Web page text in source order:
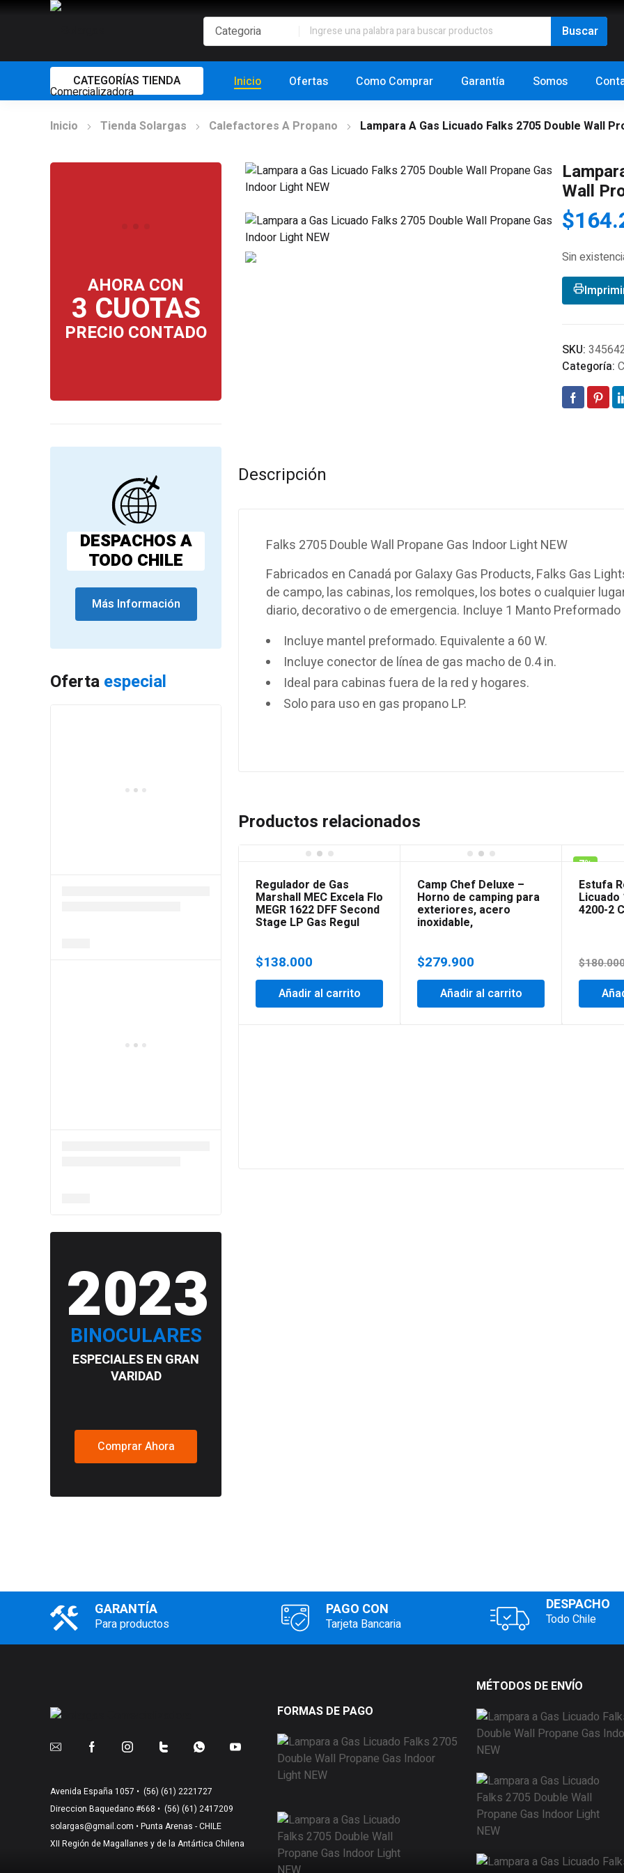
CATEGORÍAS TIENDA Inicio Ofertas Como Comprar Garantía Somos
Inicio Tienda Solargas Calefactores A Propano Lampara A Gas Licuado Falks 2705 Double Wall
AHORA CON
3 CUOTAS
PRECIO CONTADO
DESPACHOS A
TODO CHILE
Más Información
Oferta especial
2023
BINOCULARES
ESPECIALES EN GRAN
VARIDAD
Comprar Ahora
Wall
$
Sin
SKU:
Categoría:
Descripción
Falks 2705 Double Wall Propane Gas Indoor Light NEW
Fabricados en Canadá por Galaxy Gas Products, Falks Gas
de campo, las cabinas, los remolques, los botes o cualquier
diario, decorativo o de emergencia. Incluye 1 Manto Preformado
Incluye mantel preformado. Equivalente a 60 W.
Incluye conector de línea de gas macho de 0.4 in.
Ideal para cabinas fuera de la red y hogares.
Solo para uso en gas propano LP.
Productos relacionados
Regulador de Gas
Marshall MEC Excela Flo
MEGR 1622 DFF Second
Stage LP Gas Regul
$138.000
Añadir al carrito
Camp Chef Deluxe –
Horno de camping para
exteriores, acero
inoxidable,
$279.900
Añadir al carrito
7%
Estufa
Licuado
4200-2
$
GARANTÍA
Para productos
PAGO CON
Tarjeta Bancaria
DESPACHO
Todo Chile
Avenida España 1057 • (56) (61) 2221727
Direccion Baquedano #668 • (56) (61) 2417209
solargas@gmail.com • Punta Arenas - CHILE
XII Región de Magallanes y de la Antártica Chilena
FORMAS DE PAGO
MÉTODOS DE ENVÍO